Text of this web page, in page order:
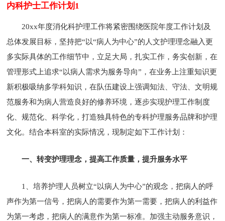
内科护士工作计划1
20xx年度消化科护理工作将紧密围绕医院年度工作计划及
总体发展目标，坚持把“以“病人为中心”的人文护理理念融入更
多实际具体的工作细节中，立足大局，扎实工作，务实创新，在
管理形式上追求“以病人需求为服务导向”，在业务上注重知识更
新积极吸纳多学科知识，在队伍建设上强调知法、守法、文明规
范服务和为病人营造良好的修养环境，逐步实现护理工作制度
化、规范化、科学化，打造独具特色的专科护理服务品牌和护理
文化。结合本科室的实际情况，现制定如下工作计划：
一、转变护理理念，提高工作质量，提升服务水平
1、培养护理人员树立“以病人为中心”的观念，把病人的呼
声作为第一信号，把病人的需要作为第一需要，把病人的利益作
为第一考虑，把病人的满意作为第一标准。加强主动服务意识，